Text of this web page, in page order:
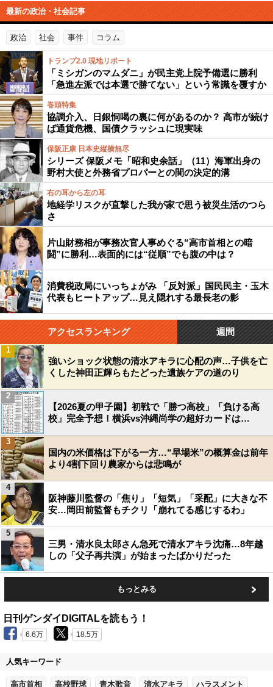
最新の政治・社会記事
政治 社会 事件 コラム
トランプ2.0 現地リポート
「ミシガンのマムダニ」が民主党上院予備選に勝利
「急進左派では本選で勝てない」という常識を覆すか
巻頭特集
協調介入、日銀恫喝の裏に何があるのか？ 高市が続け
ば通貨危機、国債クラッシュに現実味
保阪正康 日本史縦横無尽
シリーズ 保阪メモ「昭和史余話」（11）海軍出身の
野村大使と外務省プロパーとの間の決定的溝
右の耳から左の耳
地経学リスクが直撃した我が家で思う被災生活のつら
さ
片山財務相が事務次官人事めぐる“高市首相との暗
闘”に勝利…表面的には“従順”でも腹の中は？
消費税政局にいっちょがみ 「反対派」国民民主・玉木
代表もヒートアップ…見え隠れする最長老の影
アクセスランキング 週間
強いショック状態の清水アキラに心配の声…子供を亡
くした神田正輝らもたどった遺族ケアの道のり
1
【2026夏の甲子園】初戦で「勝つ高校」「負ける高
校」完全予想！横浜vs沖縄尚学の超好カードは…
2
国内の米価格は下がる一方…“早場米”の概算金は前年
より4割下回り農家からは悲鳴が
3
阪神藤川監督の「焦り」「短気」「采配」に大きな不
安…岡田前監督もチクリ「崩れてる感じするわ」
4
三男・清水良太郎さん急死で清水アキラ沈痛…8年越
しの「父子再共演」が始まったばかりだった
5
もっとみる
日刊ゲンダイDIGITALを読もう！
6.6万 18.5万
人気キーワード
高市首相 高校野球 青木歌音 清水アキラ ハラスメント